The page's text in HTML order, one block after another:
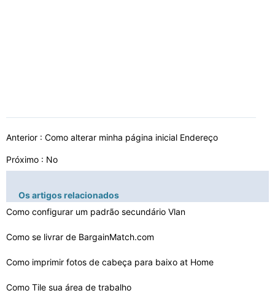
Anterior : Como alterar minha página inicial Endereço
Próximo : No
Os artigos relacionados
Como configurar um padrão secundário Vlan
Como se livrar de BargainMatch.com
Como imprimir fotos de cabeça para baixo at Home
Como Tile sua área de trabalho